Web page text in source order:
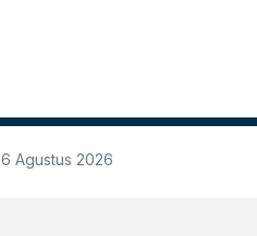
6 Agustus 2026